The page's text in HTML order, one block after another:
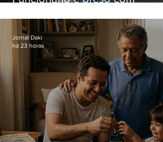
Hospital do Andaraí
Jornal Daki
há 23 horas